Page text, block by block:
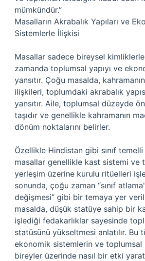
mümkündür.”
Masalların Akrabalık Yapıları ve
Sistemlerle İlişkisi
Masallar sadece bireysel
zamanda toplumsal yapıyı ve
yansıtır. Çoğu masalda,
ilişkileri, toplumdaki akrabalık
yansıtır. Aile, toplumsal düzeyde
taşıdır ve genellikle kahramanın
dönüm noktalarını belirler.
Özellikle Hindistan gibi sınıf
masallar genellikle kast sistemi ve
yerleşim üzerine kurulu ritüelleri
sonunda, çoğu zaman “sınıf
değişmesi” gibi bir temaya yer
masalda, düşük statüye sahip bir
işlediği fedakarlıklar sayesinde
statüsünü yükseltmesi anlatılır. Bu
ekonomik sistemlerin ve toplumsal
bireyler üzerinde nasıl bir etki